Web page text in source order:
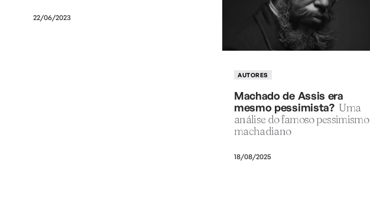
22/06/2023
AUTORES
Machado de Assis era
mesmo pessimista? Uma
análise do famoso pessimismo
machadiano
18/08/2025